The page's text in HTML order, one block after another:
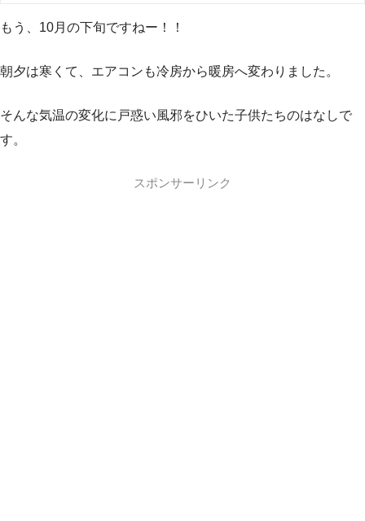
もう、10月の下旬ですねー！！
朝夕は寒くて、エアコンも冷房から暖房へ変わりました。
そんな気温の変化に戸惑い風邪をひいた子供たちのはなしで
す。
スポンサーリンク